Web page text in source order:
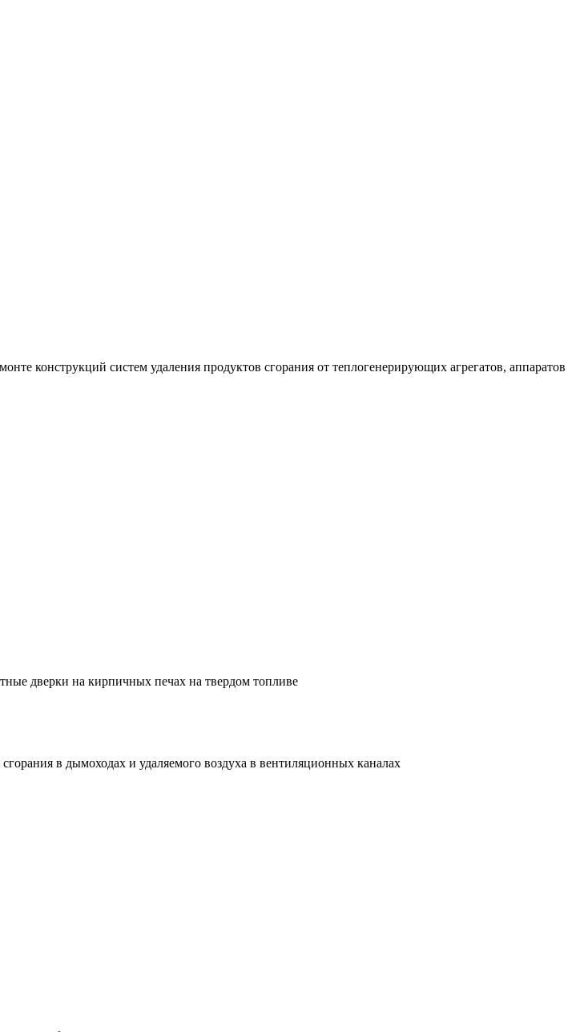
конструкций систем удаления продуктов сгорания от теплогенерирующих агрегатов, аппаратов
дверки на кирпичных печах на твердом топливе
в дымоходах и удаляемого воздуха в вентиляционных каналах